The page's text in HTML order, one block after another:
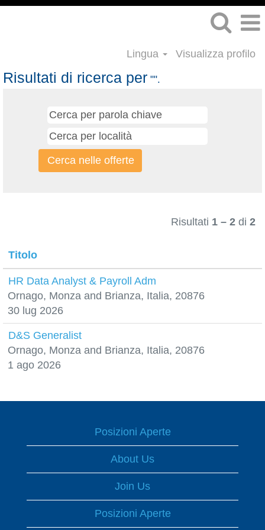
Lingua Visualizza profilo
Risultati di ricerca per "".
Risultati 1 – 2 di 2
Titolo
HR Data Analyst & Payroll Adm
Ornago, Monza and Brianza, Italia, 20876
30 lug 2026
D&S Generalist
Ornago, Monza and Brianza, Italia, 20876
1 ago 2026
Posizioni Aperte
About Us
Join Us
Posizioni Aperte